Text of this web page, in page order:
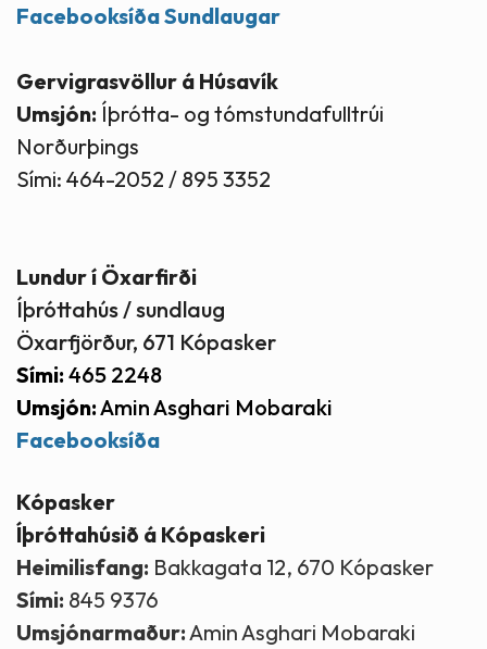
Facebooksíða Sundlaugar
Gervigrasvöllur á Húsavík
Umsjón: Íþrótta- og tómstundafulltrúi
Norðurþings
Sími: 464-2052 / 895 3352
Lundur í Öxarfirði
Íþróttahús / sundlaug
Öxarfjörður, 671 Kópasker
Sími: 465 2248
Umsjón:Amin Asghari Mobaraki
Facebooksíða
Kópasker
Íþróttahúsið á Kópaskeri
Heimilisfang: Bakkagata 12, 670 Kópasker
Sími: 845 9376
Umsjónarmaður: Amin Asghari Mobaraki